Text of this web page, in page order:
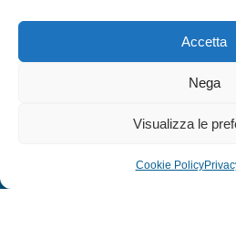
Accetta
Nega
Visualizza le
Cookie Policy
PRIVACY POLICY